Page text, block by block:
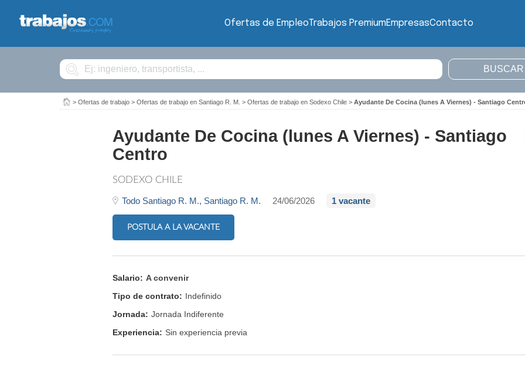
Ofertas de EmpleoTrabajos PremiumEmpresasContacto
Buscar
> Ofertas de trabajo > Ofertas de trabajo en Santiago R. M. > Ofertas de trabajo en Sodexo Chile > Ayudante De Cocina (lunes A Viernes) - Santiago
Ayudante De Cocina (lunes A Viernes) - Santiago
Centro
SODEXO CHILE
Todo Santiago R. M., Santiago R. M. 24/06/2026 1 vacante
POSTULA A LA VACANTE
Salario: A convenir
Tipo de contrato: Indefinido
Jornada: Jornada Indiferente
Experiencia: Sin experiencia previa